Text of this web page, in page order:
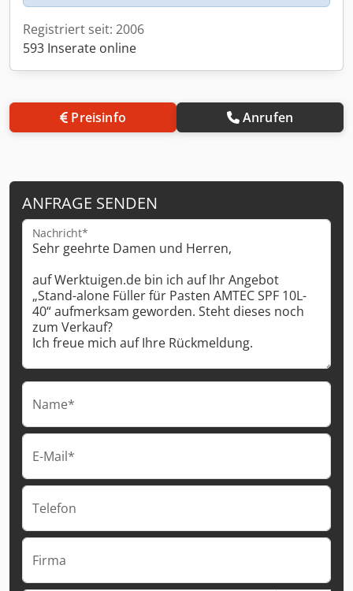
Registriert seit: 2006
593 Inserate online
Preisinfo Anrufen
ANFRAGE SENDEN
Nachricht*
Name*
E-Mail*
Telefon
Firma